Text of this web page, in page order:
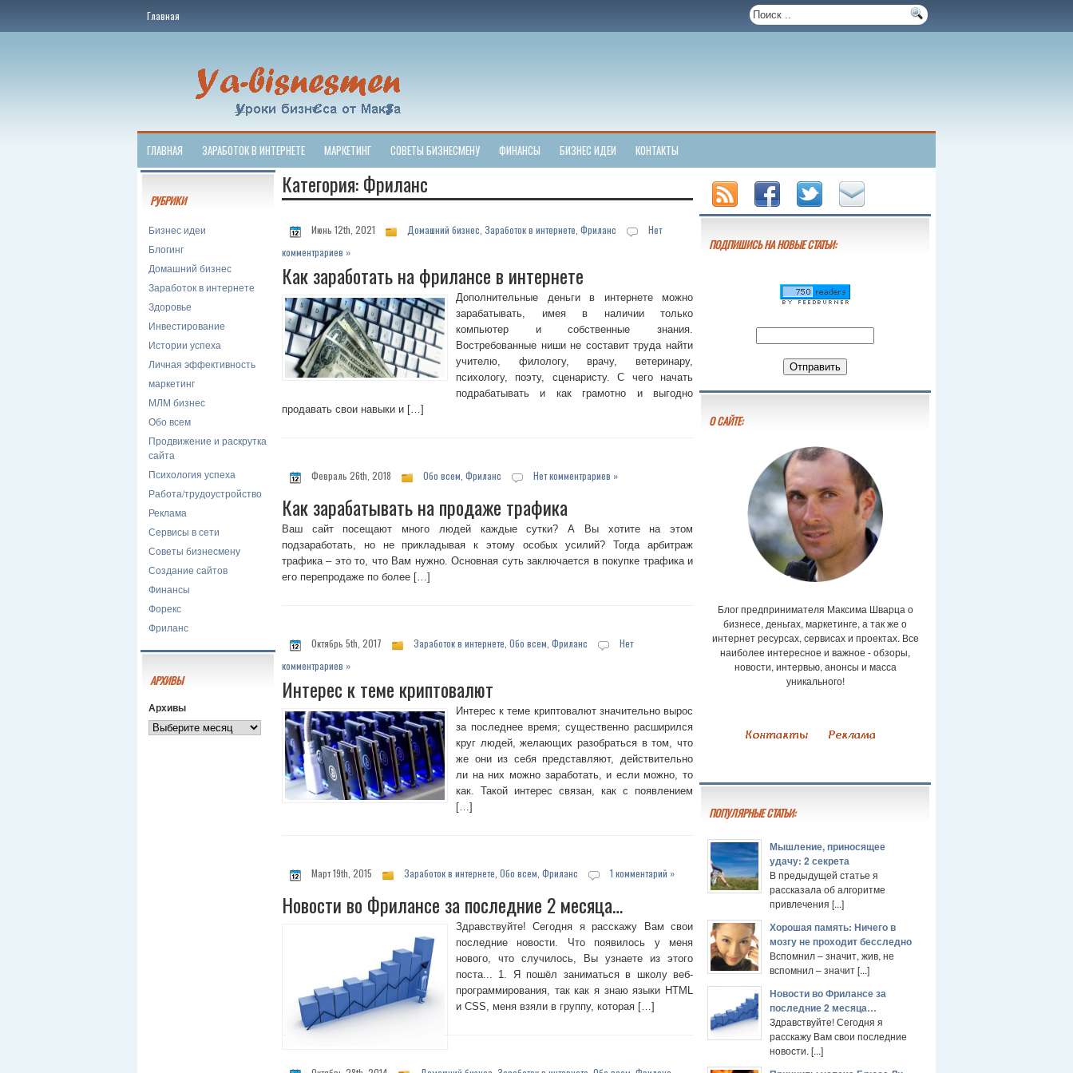
Главная
ГЛАВНАЯ ЗАРАБОТОК В ИНТЕРНЕТЕ МАРКЕТИНГ СОВЕТЫ БИЗНЕСМЕНУ ФИНАНСЫ БИЗНЕС ИДЕИ КОНТАКТЫ
РУБРИКИ
Бизнес идеи
Блогинг
Домашний бизнес
Заработок в интернете
Здоровье
Инвестирование
Истории успеха
Личная эффективность
маркетинг
МЛМ бизнес
Обо всем
Продвижение и раскрутка
сайта
Психология успеха
Работа/трудоустройство
Реклама
Сервисы в сети
Советы бизнесмену
Создание сайтов
Финансы
Форекс
Фриланс
АРХИВЫ
Архивы
Категория: Фриланс
Июнь 12th, 2021 Домашний бизнес, Заработок в интернете, Фриланс
Нет
комментрариев »
Как заработать на фрилансе в интернете
Дополнительные деньги в интернете можно
зарабатывать, имея в наличии только
компьютер и собственные знания.
Востребованные ниши не составит труда найти
учителю, филологу, врачу, ветеринару,
психологу, поэту, сценаристу. С чего начать
подрабатывать и как грамотно и выгодно
продавать свои навыки и […]
Февраль 26th, 2018 Обо всем, Фриланс Нет комментрариев »
Как зарабатывать на продаже трафика
Ваш сайт посещают много людей каждые сутки? А Вы хотите на этом
подзаработать, но не прикладывая к этому особых усилий? Тогда арбитраж
трафика – это то, что Вам нужно. Основная суть заключается в покупке трафика и
его перепродаже по более […]
Октябрь 5th, 2017 Заработок в интернете, Обо всем, Фриланс
Нет
комментрариев »
Интерес к теме криптовалют
Интерес к теме криптовалют значительно вырос
за последнее время; существенно расширился
круг людей, желающих разобраться в том, что
же они из себя представляют, действительно
ли на них можно заработать, и если можно, то
как. Такой интерес связан, как с появлением
[…]
Март 19th, 2015 Заработок в интернете, Обо всем, Фриланс 1 комментарий »
Новости во Фрилансе за последние 2 месяца…
Здравствуйте! Сегодня я расскажу Вам свои
последние новости. Что появилось у меня
нового, что случилось, Вы узнаете из этого
поста... 1. Я пошёл заниматься в школу веб-
программирования, так как я знаю языки HTML
и CSS, меня взяли в группу, которая […]
ПОДПИШИСЬ НА НОВЫЕ СТАТЬИ:
О САЙТЕ:
Блог предпринимателя Максима Шварца о
бизнесе, деньгах, маркетинге, а так же о
интернет ресурсах, сервисах и проектах. Все
наиболее интересное и важное - обзоры,
новости, интервью, анонсы и масса
уникального!
ПОПУЛЯРНЫЕ СТАТЬИ:
Мышление, приносящее
удачу: 2 секрета
В предыдущей статье я
рассказала об алгоритме
привлечения [...]
Хорошая память: Ничего в
мозгу не проходит бесследно
Вспомнил – значит, жив, не
вспомнил – значит [...]
Новости во Фрилансе за
последние 2 месяца…
Здравствуйте! Сегодня я
расскажу Вам свои последние
новости. [...]